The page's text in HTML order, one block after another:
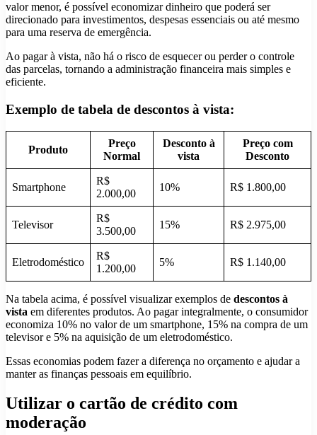
valor menor, é possível economizar dinheiro que poderá ser
direcionado para investimentos, despesas essenciais ou até mesmo
para uma reserva de emergência.
Ao pagar à vista, não há o risco de esquecer ou perder o controle
das parcelas, tornando a administração financeira mais simples e
eficiente.
Exemplo de tabela de descontos à vista:
Produto
Preço
Normal
Desconto à
vista
Preço com
Desconto
Smartphone
R$
2.000,00
10% R$ 1.800,00
Televisor
R$
3.500,00
15% R$ 2.975,00
Eletrodoméstico
R$
1.200,00
5% R$ 1.140,00
Na tabela acima, é possível visualizar exemplos de descontos à
vista em diferentes produtos. Ao pagar integralmente, o consumidor
economiza 10% no valor de um smartphone, 15% na compra de um
televisor e 5% na aquisição de um eletrodoméstico.
Essas economias podem fazer a diferença no orçamento e ajudar a
manter as finanças pessoais em equilíbrio.
Utilizar o cartão de crédito com
moderação